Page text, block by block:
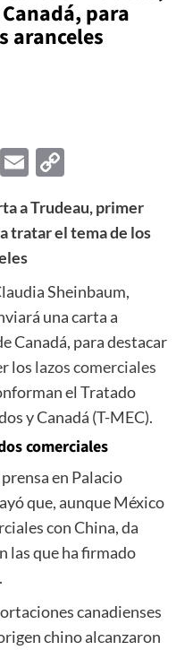
para
aranceles
EmailCopy
a Trudeau, primer
tratar el tema de los
Sheinbaum,
una carta a
Canadá, para destacar
los lazos comerciales
el Tratado
y Canadá (T-MEC).
comerciales
en Palacio
que, aunque México
con China, da
las que ha firmado
canadienses
chino alcanzaron